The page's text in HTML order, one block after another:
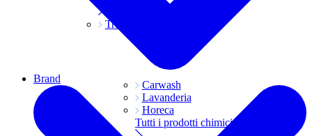
Trasmissioni
Carwash
Lavanderia
Horeca
Tutti i prodotti chimici
Brand